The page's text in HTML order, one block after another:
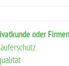
oder